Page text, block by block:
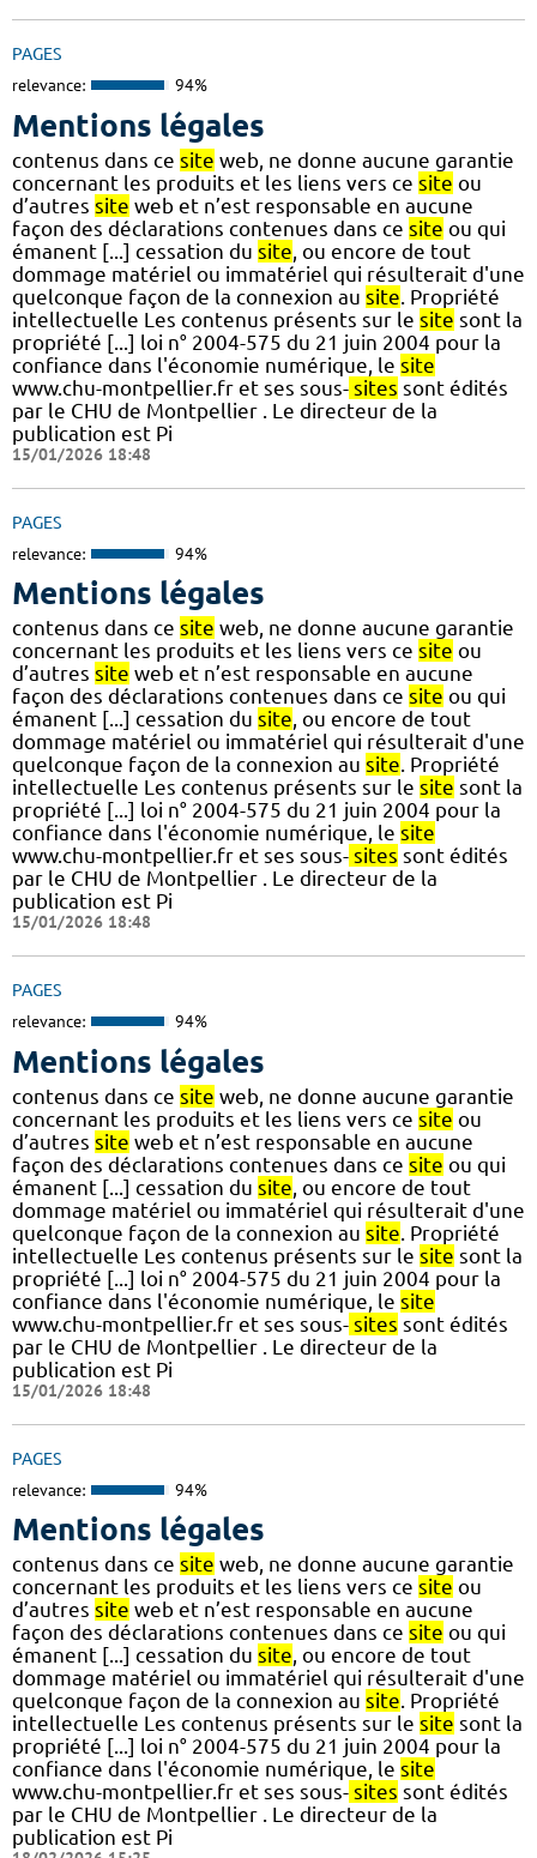
PAGES
relevance: 94%
Mentions légales
contenus dans ce site web, ne donne aucune garantie
concernant les produits et les liens vers ce site ou
d’autres site web et n’est responsable en aucune
façon des déclarations contenues dans ce site ou qui
émanent [...] cessation du site , ou encore de tout
dommage matériel ou immatériel qui résulterait d'une
quelconque façon de la connexion au site . Propriété
intellectuelle Les contenus présents sur le site sont la
propriété [...] loi n° 2004-575 du 21 juin 2004 pour la
confiance dans l'économie numérique, le site
www.chu-montpellier.fr et ses sous- sites sont édités
par le CHU de Montpellier . Le directeur de la
publication est Pi
15/01/2026 18:48
PAGES
relevance: 94%
Mentions légales
contenus dans ce site web, ne donne aucune garantie
concernant les produits et les liens vers ce site ou
d’autres site web et n’est responsable en aucune
façon des déclarations contenues dans ce site ou qui
émanent [...] cessation du site, ou encore de tout
dommage matériel ou immatériel qui résulterait d'une
quelconque façon de la connexion au site. Propriété
intellectuelle Les contenus présents sur le site sont la
propriété [...] loi n° 2004-575 du 21 juin 2004 pour la
confiance dans l'économie numérique, le site
www.chu-montpellier.fr et ses sous- sites sont édités
par le CHU de Montpellier . Le directeur de la
publication est Pi
15/01/2026 18:48
PAGES
relevance: 94%
Mentions légales
contenus dans ce site web, ne donne aucune garantie
concernant les produits et les liens vers ce site ou
d’autres site web et n’est responsable en aucune
façon des déclarations contenues dans ce site ou qui
émanent [...] cessation du site , ou encore de tout
dommage matériel ou immatériel qui résulterait d'une
quelconque façon de la connexion au site . Propriété
intellectuelle Les contenus présents sur le site sont la
propriété [...] loi n° 2004-575 du 21 juin 2004 pour la
confiance dans l'économie numérique, le site
www.chu-montpellier.fr et ses sous- sites sont édités
par le CHU de Montpellier . Le directeur de la
publication est Pi
15/01/2026 18:48
PAGES
relevance: 94%
Mentions légales
contenus dans ce site web, ne donne aucune garantie
concernant les produits et les liens vers ce site ou
d’autres site web et n’est responsable en aucune
façon des déclarations contenues dans ce site ou qui
émanent [...] cessation du site, ou encore de tout
dommage matériel ou immatériel qui résulterait d'une
quelconque façon de la connexion au site. Propriété
intellectuelle Les contenus présents sur le site sont la
propriété [...] loi n° 2004-575 du 21 juin 2004 pour la
confiance dans l'économie numérique, le site
www.chu-montpellier.fr et ses sous- sites sont édités
par le CHU de Montpellier . Le directeur de la
publication est Pi